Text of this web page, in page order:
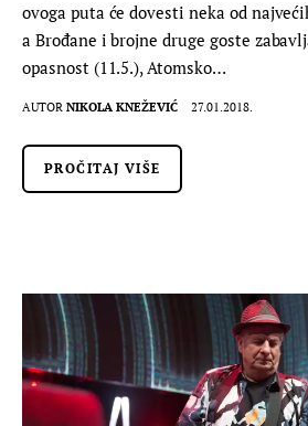
ovoga puta će dovesti neka od
a Brođane i brojne druge goste
opasnost (11.5.), Atomsko…
AUTOR NIKOLA KNEŽEVIĆ 27.01.2018.
PROČITAJ VIŠE